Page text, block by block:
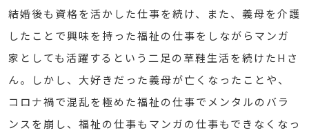
結婚後も資格を活かした仕事を続け、また、義母を介護
したことで興味を持った福祉の仕事をしながらマンガ
家としても活躍するという二足の草鞋生活を続けたHさ
ん。しかし、大好きだった義母が亡くなったことや、
コロナ禍で混乱を極めた福祉の仕事でメンタルのバラ
ンスを崩し、福祉の仕事もマンガの仕事もできなくなっ